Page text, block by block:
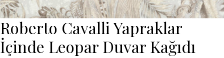
Roberto Cavalli Yapraklar
İçinde Leopar Duvar Kağıdı